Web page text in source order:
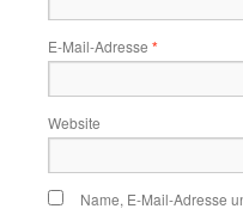
E-Mail-Adresse *
Website
Name, E-Mail-Adresse